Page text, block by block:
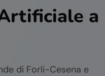
a
di Forli-Cesena e